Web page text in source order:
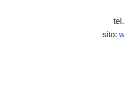
sito: